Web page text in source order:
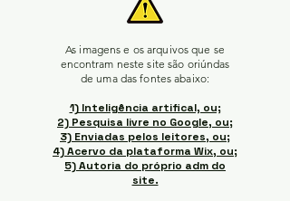
As imagens e os arquivos que se
encontram neste site são oriúndas
de uma das fontes abaixo:
1) Inteligência artifical, ou;
2) Pesquisa livre no Google, ou;
3) Enviadas pelos leitores, ou;
4) Acervo da plataforma Wix, ou;
5) Autoria do próprio adm do
site.